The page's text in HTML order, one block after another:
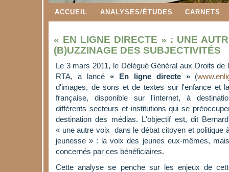
ACCUEIL ANALYSES/ÉTUDES CARNETS
« EN LIGNE DIRECTE » : UNE
(B)UZZINAGE DES SUBJECTIVITÉS
Le 3 mars 2011, le Délégué Général aux Droits
RTA, a lancé « En ligne directe »(
d'images, de sons et de textes sur l'enfance et
française, disponible sur l'internet, à
différents secteurs et institutions qui se
destination des médias. L'objectif est, dit
« une autre voix dans le débat citoyen et politique
jeunesse » : la voix des jeunes eux-mêmes,
concernés par ces bénéficiaires.
Cette analyse se penche sur les enjeux de